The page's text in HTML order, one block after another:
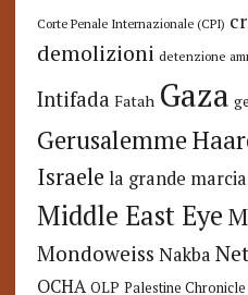
Corte Penale Internazionale (CPI)
demolizioni detenzione
Intifada Fatah Gaza
Gerusalemme
Israele la grande
Middle East Eye
Mondoweiss Nakba
OCHA OLP Palestine Chronicle